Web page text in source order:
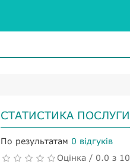
СТАТИСТИКА ПОСЛУГИ
По результатам 0 відгуків
Оцінка / 0.0 з 10